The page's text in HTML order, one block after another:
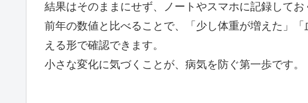
結果はそのままにせず、ノートやスマホに記録してお
前年の数値と比べることで、「少し体重が増えた」
える形で確認できます。
小さな変化に気づくことが、病気を防ぐ第一歩です。